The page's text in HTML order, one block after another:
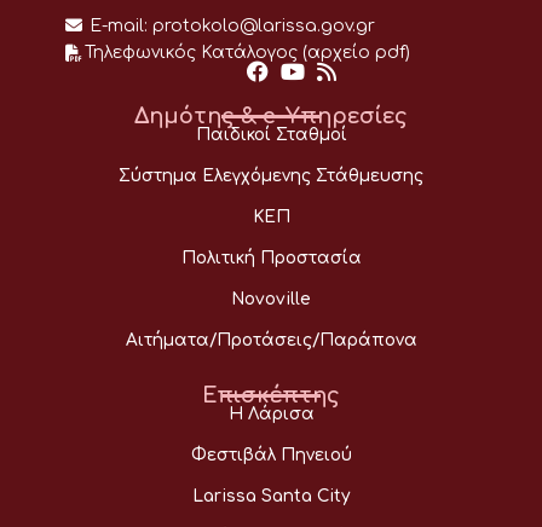
E-mail: protokolo@larissa.gov.gr
Τηλεφωνικός Κατάλογος (αρχείο pdf)
Δημότης & e-Υπηρεσίες
Παιδικοί Σταθμοί
Σύστημα Ελεγχόμενης Στάθμευσης
ΚΕΠ
Πολιτική Προστασία
Novoville
Αιτήματα/Προτάσεις/Παράπονα
Επισκέπτης
Η Λάρισα
Φεστιβάλ Πηνειού
Larissa Santa City